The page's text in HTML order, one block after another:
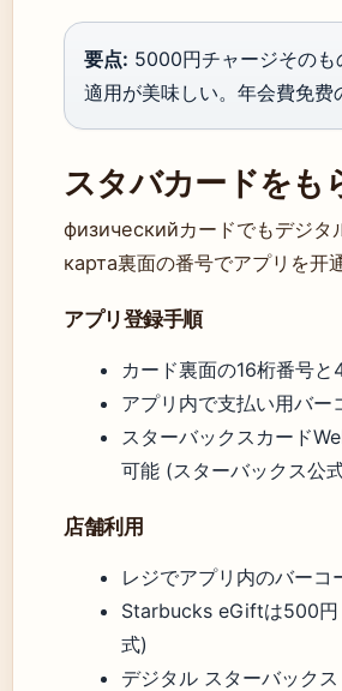
要点: 5000円チャージそのも
適用が美味しい。年会費免
スタバカードをも
физическийカードでもデジタ
карта裏面の番号でアプリを开
アプリ登録手順
カード裏面の16桁番号
アプリ内で支払い用バ
スターバックスカード
可能 (スターバックス公
店舗利用
レジでアプリ内のバー
Starbucks eGiftは500円
式)
デジタル スターバック